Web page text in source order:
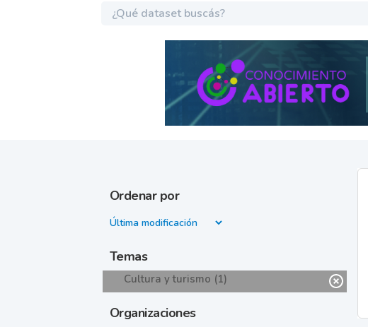
Ordenar por
Temas
Cultura y turismo (1)
Organizaciones